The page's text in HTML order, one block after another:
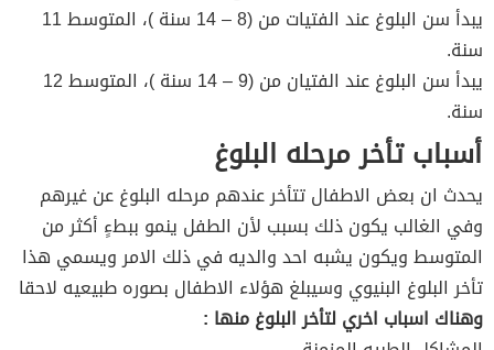
يبدأ سن البلوغ عند الفتيات من (8 – 14 سنة )، المتوسط 11
سنة.
يبدأ سن البلوغ عند الفتيان من (9 – 14 سنة )، المتوسط 12
سنة.
أسباب تأخر مرحله البلوغ
يحدث ان بعض الاطفال تتأخر عندهم مرحله البلوغ عن غيرهم
وفي الغالب يكون ذلك بسبب لأن الطفل ينمو ببطءٍ أكثر من
المتوسط ويكون يشبه احد والديه في ذلك الامر ويسمي هذا
تأخر البلوغ البنيوي وسيبلغ هؤلاء الاطفال بصوره طبيعيه لاحقا
وهناك اسباب اخري لتأخر البلوغ منها :